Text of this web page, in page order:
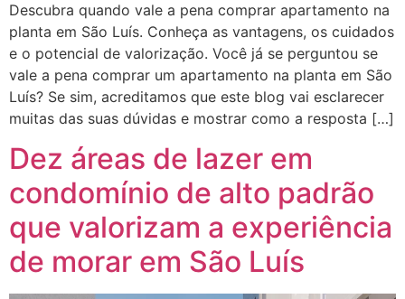
Descubra quando vale a pena comprar apartamento na
planta em São Luís. Conheça as vantagens, os cuidados
e o potencial de valorização. Você já se perguntou se
vale a pena comprar um apartamento na planta em São
Luís? Se sim, acreditamos que este blog vai esclarecer
muitas das suas dúvidas e mostrar como a resposta […]
Dez áreas de lazer em
condomínio de alto padrão
que valorizam a experiência
de morar em São Luís